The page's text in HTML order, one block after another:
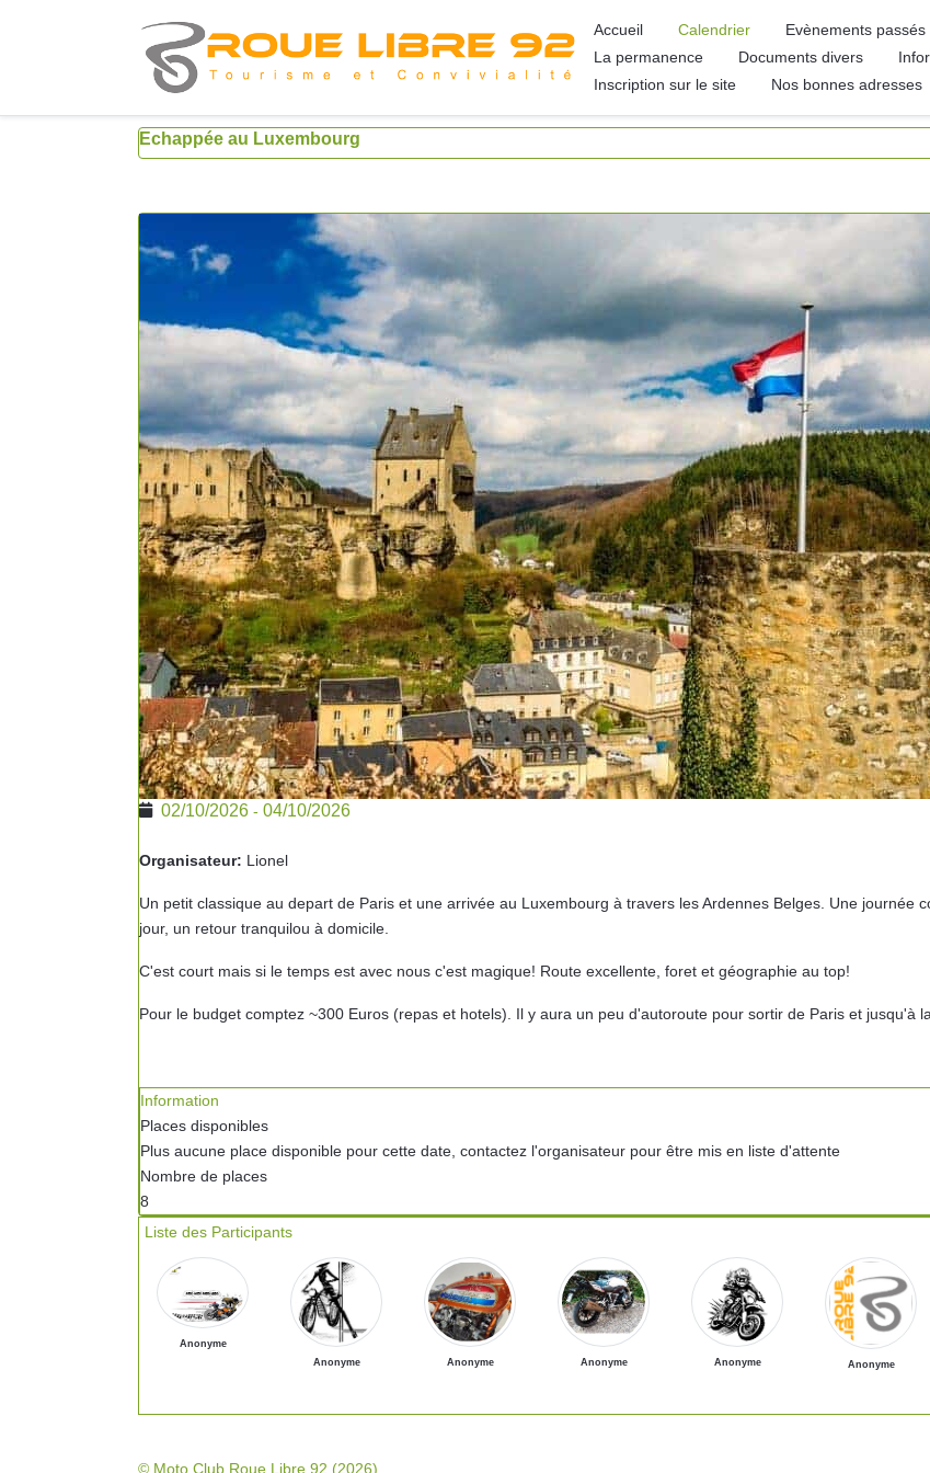
Accueil Calendrier Evènements passés
La permanence
Documents divers
Inscription sur le site
Nos bonnes adresses
Echappée au Luxembourg
02/10/2026 - 04/10/2026
Organisateur: Lionel
Un petit classique au depart de Paris et une arrivée au Luxembourg à travers les Ardennes Belges. Une journée
jour, un retour tranquilou à domicile.
C'est court mais si le temps est avec nous c'est magique! Route excellente, foret et géographie au top!
Pour le budget comptez ~300 Euros (repas et hotels). Il y aura un peu d'autoroute pour sortir de Paris et jusqu'à
Information
Places disponibles
Plus aucune place disponible pour cette date, contactez l'organisateur pour être mis en liste d'attente
Nombre de places
8
Liste des Participants
Anonyme
Anonyme
Anonyme Anonyme Anonyme Anonyme
© Moto Club Roue Libre 92 (2026)